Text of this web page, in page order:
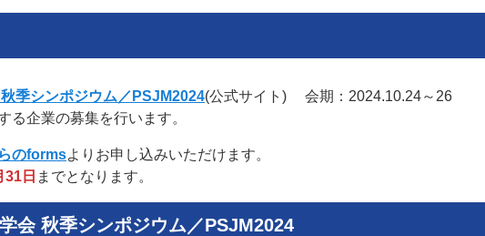
季シンポジウム／PSJM2024(公式サイト) 会期：2024.10.24～26
る企業の募集を行います。
のformsよりお申し込みいただけます。
31日 までとなります。
会 秋季シンポジウム／PSJM2024